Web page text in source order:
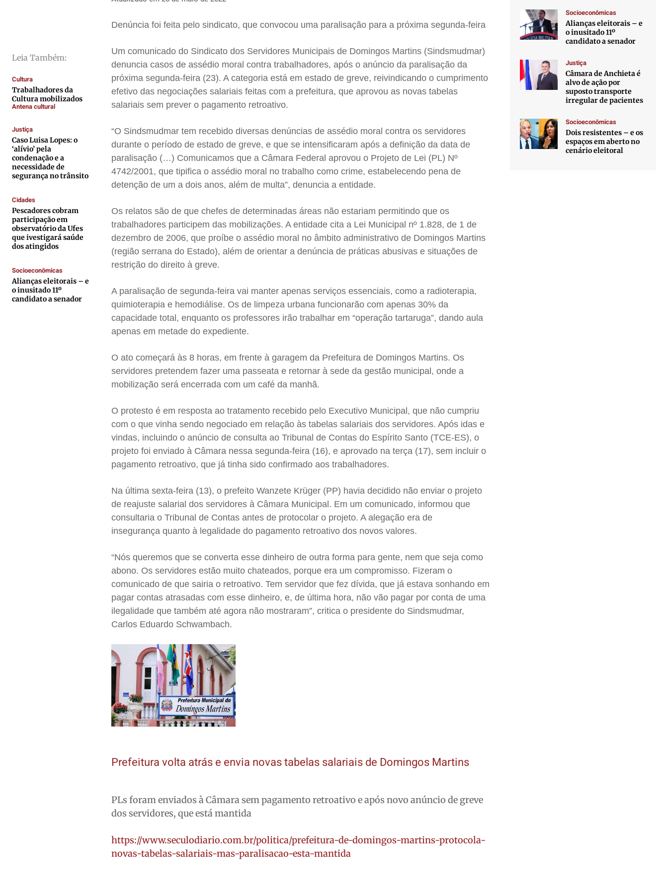
Colunas
Caetano Roque
Gustavo Bastos
Jr Mignone (in memorian)
Publicidade Legal
Anuncie
Quem Somos
Expediente
Contato
Anuncie
Termos de Uso
Privacidade
Colunas
Caetano Roque
Gustavo Bastos
Jr Mignone (in memorian)
Publicidade Legal
Anuncie
Quem Somos
Expediente
Contato
Anuncie
Termos de Uso
Privacidade
Colunas
Caetano Roque
Gustavo Bastos
Jr Mignone (in memorian)
Publicidade Legal
Anuncie
Quem Somos
Expediente
Contato
Anuncie
Termos de Uso
Privacidade
Colunas
Caetano Roque
Gustavo Bastos
Jr Mignone (in memorian)
Publicidade Legal
Anuncie
Quem Somos
Expediente
Contato
Anuncie
Termos de Uso
Privacidade
Leia Também:
Cultura
Trabalhadores da
Cultura mobilizados
Antena cultural
Justiça
Caso Luisa Lopes: o
‘alívio’ pela
condenação e a
necessidade de
segurança no trânsito
Cidades
Pescadores cobram
participação em
observatório da Ufes
que ivestigará saúde
dos atingidos
Socioeconômicas
Alianças eleitorais – e
o inusitado 11º
candidato a senador
Denúncia foi feita pelo sindicato, que convocou uma paralisação para a próxima segunda-feira
Um comunicado do Sindicato dos Servidores Municipais de Domingos Martins (Sindsmudmar)
denuncia casos de assédio moral contra trabalhadores, após o anúncio da paralisação da
próxima segunda-feira (23). A categoria está em estado de greve, reivindicando o cumprimento
efetivo das negociações salariais feitas com a prefeitura, que aprovou as novas tabelas
salariais sem prever o pagamento retroativo.
“O Sindsmudmar tem recebido diversas denúncias de assédio moral contra os servidores
durante o período de estado de greve, e que se intensificaram após a definição da data de
paralisação (…) Comunicamos que a Câmara Federal aprovou o Projeto de Lei (PL) Nº
4742/2001, que tipifica o assédio moral no trabalho como crime, estabelecendo pena de
detenção de um a dois anos, além de multa”, denuncia a entidade.
Os relatos são de que chefes de determinadas áreas não estariam permitindo que os
trabalhadores participem das mobilizações. A entidade cita a Lei Municipal nº 1.828, de 1 de
dezembro de 2006, que proíbe o assédio moral no âmbito administrativo de Domingos Martins
(região serrana do Estado), além de orientar a denúncia de práticas abusivas e situações de
restrição do direito à greve.
A paralisação de segunda-feira vai manter apenas serviços essenciais, como a radioterapia,
quimioterapia e hemodiálise. Os de limpeza urbana funcionarão com apenas 30% da
capacidade total, enquanto os professores irão trabalhar em “operação tartaruga”, dando aula
apenas em metade do expediente.
O ato começará às 8 horas, em frente à garagem da Prefeitura de Domingos Martins. Os
servidores pretendem fazer uma passeata e retornar à sede da gestão municipal, onde a
mobilização será encerrada com um café da manhã.
O protesto é em resposta ao tratamento recebido pelo Executivo Municipal, que não cumpriu
com o que vinha sendo negociado em relação às tabelas salariais dos servidores. Após idas e
vindas, incluindo o anúncio de consulta ao Tribunal de Contas do Espírito Santo (TCE-ES), o
projeto foi enviado à Câmara nessa segunda-feira (16), e aprovado na terça (17), sem incluir o
pagamento retroativo, que já tinha sido confirmado aos trabalhadores.
Na última sexta-feira (13), o prefeito Wanzete Krüger (PP) havia decidido não enviar o projeto
de reajuste salarial dos servidores à Câmara Municipal. Em um comunicado, informou que
consultaria o Tribunal de Contas antes de protocolar o projeto. A alegação era de
insegurança quanto à legalidade do pagamento retroativo dos novos valores.
“Nós queremos que se converta esse dinheiro de outra forma para gente, nem que seja como
abono. Os servidores estão muito chateados, porque era um compromisso. Fizeram o
comunicado de que sairia o retroativo. Tem servidor que fez dívida, que já estava sonhando em
pagar contas atrasadas com esse dinheiro, e, de última hora, não vão pagar por conta de uma
ilegalidade que também até agora não mostraram”, critica o presidente do Sindsmudmar,
Carlos Eduardo Schwambach.
Prefeitura volta atrás e envia novas tabelas salariais de Domingos Martins
PLs foram enviados à Câmara sem pagamento retroativo e após novo anúncio de greve
dos servidores, que está mantida
https://www.seculodiario.com.br/politica/prefeitura-de-domingos-martins-protocola-
novas-tabelas-salariais-mas-paralisacao-esta-mantida
Socioeconômicas
Alianças eleitorais – e
o inusitado 11º
candidato a senador
Justiça
Câmara de Anchieta é
alvo de ação por
suposto transporte
irregular de pacientes
Socioeconômicas
Dois resistentes – e os
espaços em aberto no
cenário eleitoral